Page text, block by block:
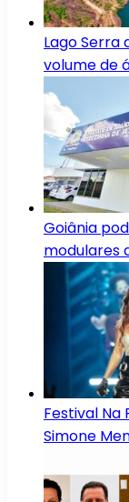
Lago Serra
volume de
Goiânia
modulares
Festival Na
Simone